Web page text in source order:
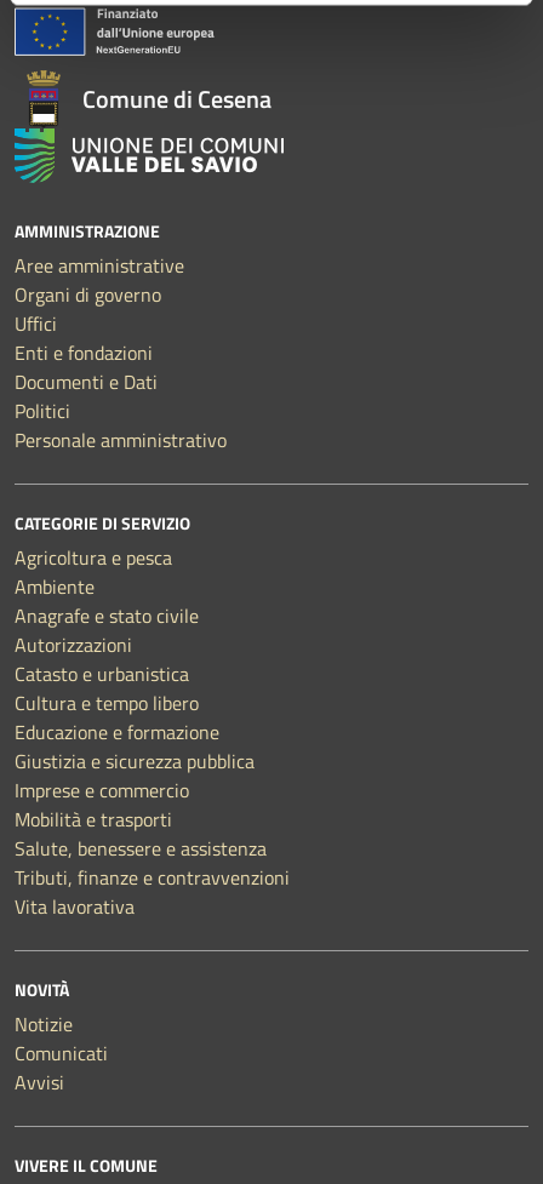
Comune di Cesena
AMMINISTRAZIONE
Aree amministrative
Organi di governo
Uffici
Enti e fondazioni
Documenti e Dati
Politici
Personale amministrativo
CATEGORIE DI SERVIZIO
Agricoltura e pesca
Ambiente
Anagrafe e stato civile
Autorizzazioni
Catasto e urbanistica
Cultura e tempo libero
Educazione e formazione
Giustizia e sicurezza pubblica
Imprese e commercio
Mobilità e trasporti
Salute, benessere e assistenza
Tributi, finanze e contravvenzioni
Vita lavorativa
NOVITÀ
Notizie
Comunicati
Avvisi
VIVERE IL COMUNE